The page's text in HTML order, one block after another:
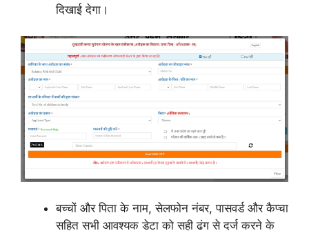
दिखाई देगा।
बच्चों और पिता के नाम, सेलफोन नंबर, पासवर्ड और कैप्चा
सहित सभी आवश्यक डेटा को सही ढंग से दर्ज करने के